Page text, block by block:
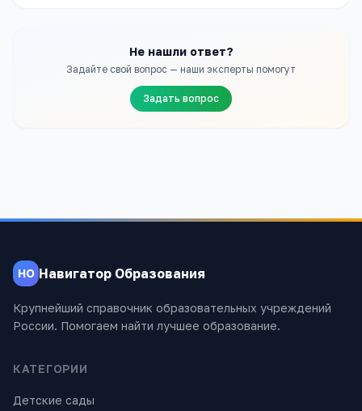
Не нашли ответ?
Задайте свой вопрос — наши эксперты помогут
Задать вопрос
НО Навигатор Образования
Крупнейший справочник образовательных учреждений
России. Помогаем найти лучшее образование.
КАТЕГОРИИ
Детские сады